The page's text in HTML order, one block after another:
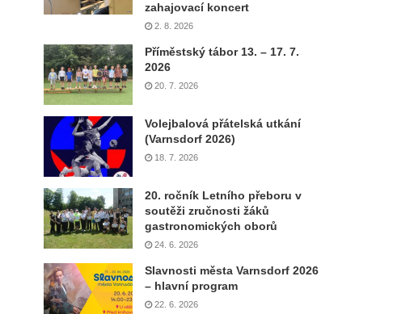
zahajovací koncert
2. 8. 2026
Příměstský tábor 13. – 17. 7.
2026
20. 7. 2026
Volejbalová přátelská utkání
(Varnsdorf 2026)
18. 7. 2026
20. ročník Letního přeboru v
soutěži zručnosti žáků
gastronomických oborů
24. 6. 2026
Slavnosti města Varnsdorf 2026
– hlavní program
22. 6. 2026